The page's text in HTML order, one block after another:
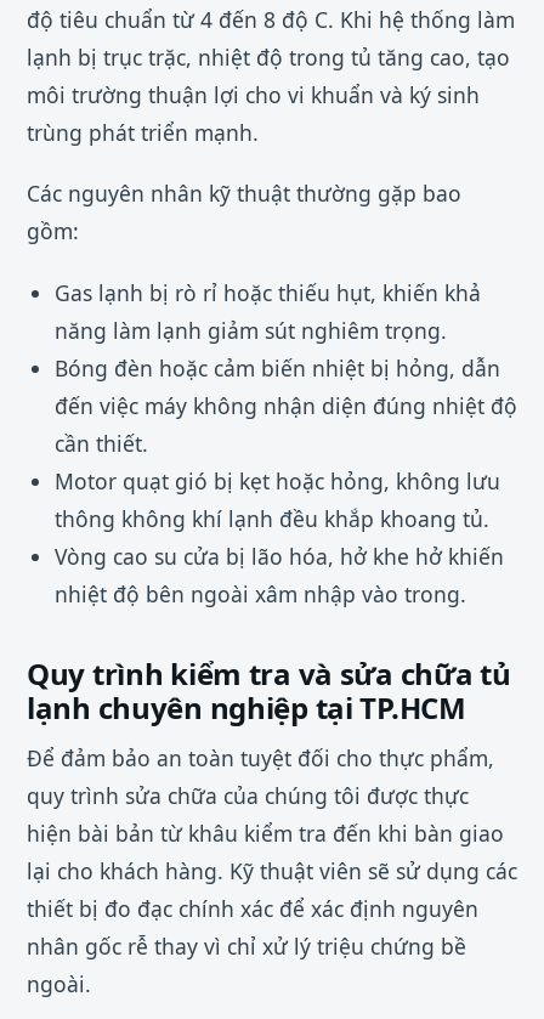
độ tiêu chuẩn từ 4 đến 8 độ C. Khi hệ thống làm
lạnh bị trục trặc, nhiệt độ trong tủ tăng cao, tạo
môi trường thuận lợi cho vi khuẩn và ký sinh
trùng phát triển mạnh.
Các nguyên nhân kỹ thuật thường gặp bao
gồm:
Gas lạnh bị rò rỉ hoặc thiếu hụt, khiến khả
năng làm lạnh giảm sút nghiêm trọng.
Bóng đèn hoặc cảm biến nhiệt bị hỏng, dẫn
đến việc máy không nhận diện đúng nhiệt độ
cần thiết.
Motor quạt gió bị kẹt hoặc hỏng, không lưu
thông không khí lạnh đều khắp khoang tủ.
Vòng cao su cửa bị lão hóa, hở khe hở khiến
nhiệt độ bên ngoài xâm nhập vào trong.
Quy trình kiểm tra và sửa chữa tủ
lạnh chuyên nghiệp tại TP.HCM
Để đảm bảo an toàn tuyệt đối cho thực phẩm,
quy trình sửa chữa của chúng tôi được thực
hiện bài bản từ khâu kiểm tra đến khi bàn giao
lại cho khách hàng. Kỹ thuật viên sẽ sử dụng các
thiết bị đo đạc chính xác để xác định nguyên
nhân gốc rễ thay vì chỉ xử lý triệu chứng bề
ngoài.